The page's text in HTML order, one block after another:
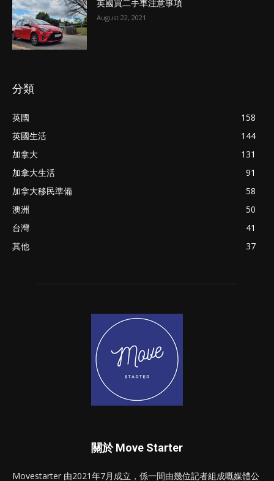
英國買二手車注意事項
August 22, 2021
分類
英國
158
英國生活
144
加拿大
131
加拿大生活
91
加拿大移民準備
58
澳洲
50
台灣
41
其他
37
關於 Move Starter
Movestarter 由2021年7月成立，係一間由幾位記者組成嘅媒體公